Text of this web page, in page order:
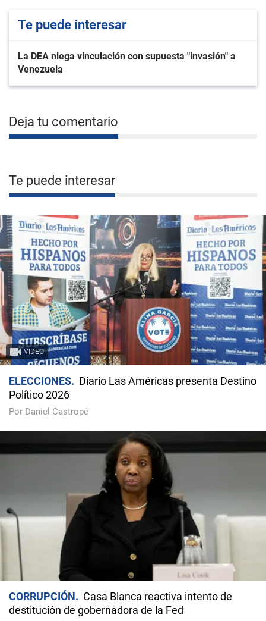
Te puede interesar
La DEA niega vinculación con supuesta "invasión" a
Venezuela
Deja tu comentario
Te puede interesar
VIDEO
ELECCIONES
Diario Las Américas presenta Destino
Político 2026
Por Daniel Castropé
CORRUPCIÓN
Casa Blanca reactiva intento de
destitución de gobernadora de la Fed